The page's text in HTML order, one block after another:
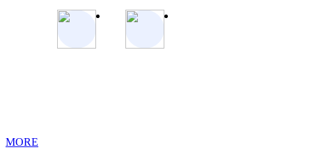
MORE